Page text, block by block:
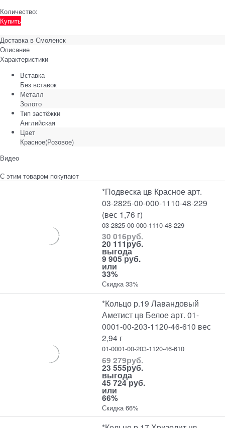
Количество:
Купить
Доставка в Смоленск
Описание
Характеристики
Вставка
Без вставок
Металл
Золото
Тип застёжки
Английская
Цвет
Красное(Розовое)
Видео
С этим товаром покупают
*Подвеска цв Красное арт.
03-2825-00-000-1110-48-229
(вес 1,76 г)
03-2825-00-000-1110-48-229
30 016руб.
20 111руб.
выгода
9 905 руб.
или
33%
Скидка 33%
*Кольцо р.19 Лавандовый
Аметист цв Белое арт. 01-
0001-00-203-1120-46-610 вес
2,94 г
01-0001-00-203-1120-46-610
69 279руб.
23 555руб.
выгода
45 724 руб.
или
66%
Скидка 66%